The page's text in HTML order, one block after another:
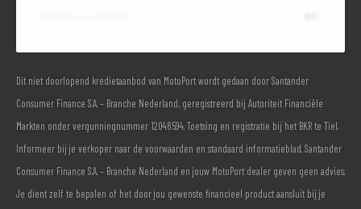
Dit niet doorlopend kredietaanbod van MotoPort wordt gedaan door Santander
Consumer Finance S.A. – Branche Nederland, geregistreerd bij Autoriteit Financiële
Markten onder vergunningnummer 12048594. Toetsing en registratie bij het BKR te Tiel.
Informeer bij je verkoper naar de voorwaarden en standaard informatieblad. Santander
Consumer Finance S.A. – Branche Nederland en jouw MotoPort dealer geven geen advies.
Je dient zelf te bepalen of het door jou gewenste financieel product aansluit bij je